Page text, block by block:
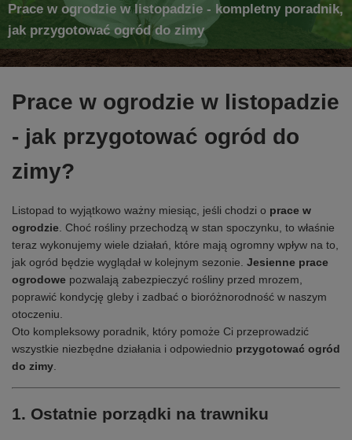
Prace w ogrodzie w listopadzie - kompletny poradnik,
jak przygotować ogród do zimy
Prace w ogrodzie w listopadzie
- jak przygotować ogród do
zimy?
Listopad to wyjątkowo ważny miesiąc, jeśli chodzi o prace w
ogrodzie . Choć rośliny przechodzą w stan spoczynku, to właśnie
teraz wykonujemy wiele działań, które mają ogromny wpływ na to,
jak ogród będzie wyglądał w kolejnym sezonie. Jesienne prace
ogrodowe pozwalają zabezpieczyć rośliny przed mrozem,
poprawić kondycję gleby i zadbać o bioróżnorodność w naszym
otoczeniu.
Oto kompleksowy poradnik, który pomoże Ci przeprowadzić
wszystkie niezbędne działania i odpowiednio przygotować ogród
do zimy
1. Ostatnie porządki na trawniku